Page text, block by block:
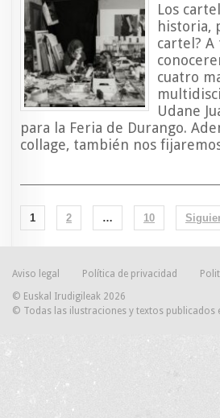
Los
historia,
cartel?
cuatro
Udane
para la Feria de Durango.
collage, también nos
1 2 … 10
Aviso legal Política de privacidad
© Euskal Irudigileak 2026
© Todas las ilustraciones y textos publicados